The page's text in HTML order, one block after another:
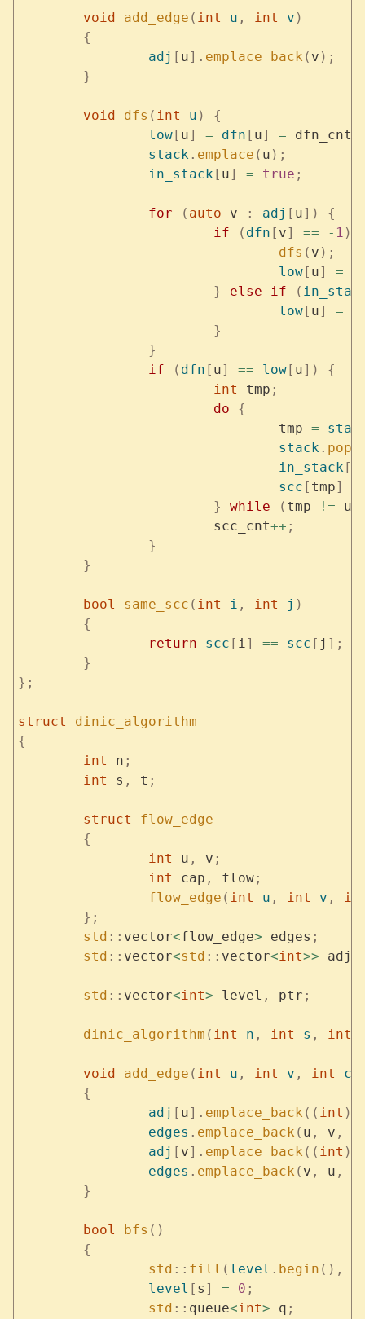
	void
add_edge ( int u , int v )
	{
		adj
[ u]. emplace_back ( v );
	}
	void
dfs ( int u )
{
		low
[ u] = dfn [ u] = dfn_cnt
		stack
. emplace ( u );
		in_stack
[ u] = true ;
		for
( auto v : adj [ u])
{
			if
( dfn [ v] == - 1 )
				dfs
( v );
				low
[ u] =
			}
else if (
				low
[ u] =
			}
		}
		if
( dfn [ u] == low[ u])
{
			int
tmp ;
			do
{
				tmp
=
				stack
. pop
				in_stack
[
				scc
[ tmp]
			}
while ( tmp != u
			scc_cnt
++ ;
		}
	}
	bool
same_scc ( int i , int j )
	{
		return
scc [ i] == scc [ j ];
	}
};
struct dinic_algorithm
{
	int
n ;
	int
s , t ;
	struct
flow_edge
	{
		int
u , v ;
		int
cap , flow;
		flow_edge
( int u , int v ,
	};
	std
:: vector<flow_edge> edges ;
	std
:: vector<std :: vector<int>> adj
	std
:: vector<int> level , ptr ;
	dinic_algorithm
( int n , int s , int
	void
add_edge ( int u , int v , int
	{
		adj
[ u]. emplace_back (( int )
		edges
. emplace_back ( u , v ,
		adj
[ v]. emplace_back (( int )
		edges
. emplace_back ( v , u ,
	}
	bool
bfs ()
	{
		std
:: fill ( level . begin (),
		level
[ s ] = 0 ;
		std
:: queue<int> q ;